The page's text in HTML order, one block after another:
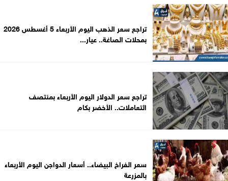
تراجع سعر الذهب اليوم الأربعاء 5 أغسطس 2026
بمحلات الصاغة.. عيار...
تراجع سعر الدولار اليوم الأربعاء بمنتصف
التعاملات.. الأخضر بكام
سعر الفراخ البيضاء.. أسعار الدواجن اليوم الأربعاء
بالمزرعة